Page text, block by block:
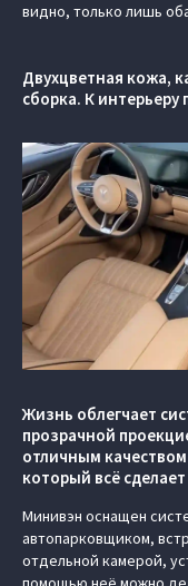
видно, только лишь
Двухцветная кожа,
сборка. К интерьеру
Жизнь облегчает
прозрачной
отличным
который всё
Минивэн оснащен
автопарковщиком,
отдельной камерой,